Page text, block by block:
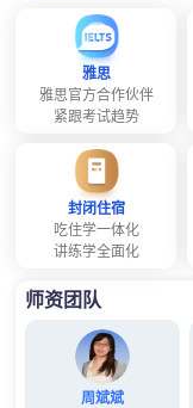
雅思
雅思官方合作伙伴
紧跟考试趋势
封闭住宿
吃住学一体化
讲练学全面化
师资团队
周斌斌